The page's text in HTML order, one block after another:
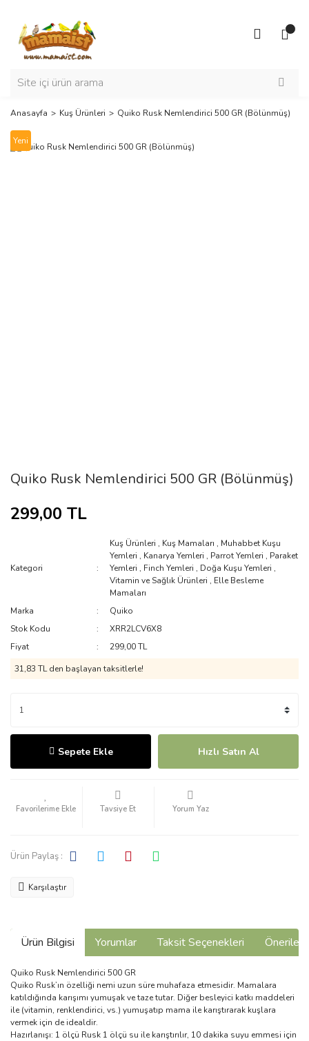
Anasayfa Kuş Ürünleri Quiko Rusk Nemlendirici 500 GR (Bölünmüş)
Yeni
Quiko Rusk Nemlendirici 500 GR (Bölünmüş)
299,00 TL
Kategori
Kuş Ürünleri , Kuş Mamaları, Muhabbet Kuşu
Yemleri , Kanarya Yemleri , Parrot Yemleri , Paraket
Yemleri , Finch Yemleri , Doğa Kuşu Yemleri ,
Vitamin ve Sağlık Ürünleri , Elle Besleme
Mamaları
Marka
Quiko
Stok Kodu
XRR2LCV6X8
Fiyat
299,00 TL
31,83 TL den başlayan taksitlerle!
Sepete Ekle Hızlı Satın Al
Tavsiye Et Yorum Yaz
Ürün Paylaş :
Karşılaştır
Ürün Bilgisi Yorumlar Taksit Seçenekleri
Quiko Rusk Nemlendirici 500 GR
Quiko Rusk’ın özelliği nemi uzun süre muhafaza etmesidir. Mamalara
katıldığında karışımı yumuşak ve taze tutar. Diğer besleyici katkı maddeleri
ile (vitamin, renklendirici, vs.) yumuşatıp mama ile karıştırarak kuşlara
vermek için de idealdir.
Hazırlanışı: 1 ölçü Rusk 1 ölçü su ile karıştırılır, 10 dakika suyu emmesi için